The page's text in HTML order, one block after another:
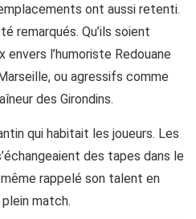
ont aussi retenti.
remarqués. Qu’ils soient
envers l’humoriste Redouane
ou agressifs comme
des Girondins.
qui habitait les joueurs. Les
des tapes dans le
rappelé son talent en
match.